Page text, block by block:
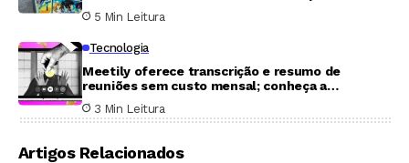
5 Min Leitura
Tecnologia
Meetily oferece transcrição e resumo de
reuniões sem custo mensal; conheça a
ferramenta
3 Min Leitura
Artigos Relacionados